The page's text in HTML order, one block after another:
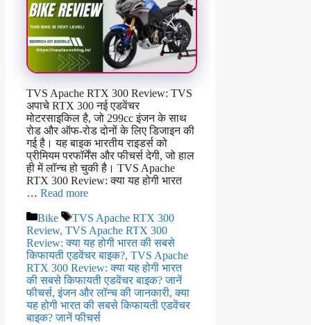
TVS Apache RTX 300 Review: TVS
अपाचे RTX 300 नई एडवेंचर
मोटरसाइकिल है, जो 299cc इंजन के साथ
रोड और ऑफ-रोड दोनों के लिए डिजाइन की
गई है। यह बाइक भारतीय राइडर्स को
प्रीमियम परफॉर्मेंस और फीचर्स देगी, जो हाल
ही में लॉन्च हो चुकी है। TVS Apache
RTX 300 Review: क्या यह होगी भारत
… Read more
Categories
Bike Tags
TVS Apache RTX 300
Review, TVS Apache RTX 300
Review: क्या यह होगी भारत की सबसे
किफायती एडवेंचर बाइक?, TVS Apache
RTX 300 Review: क्या यह होगी भारत
की सबसे किफायती एडवेंचर बाइक? जानें
फीचर्स,इंजन और लॉन्च की जानकारी,क्या
यह होगी भारत की सबसे किफायती एडवेंचर
बाइक? जानें फीचर्स